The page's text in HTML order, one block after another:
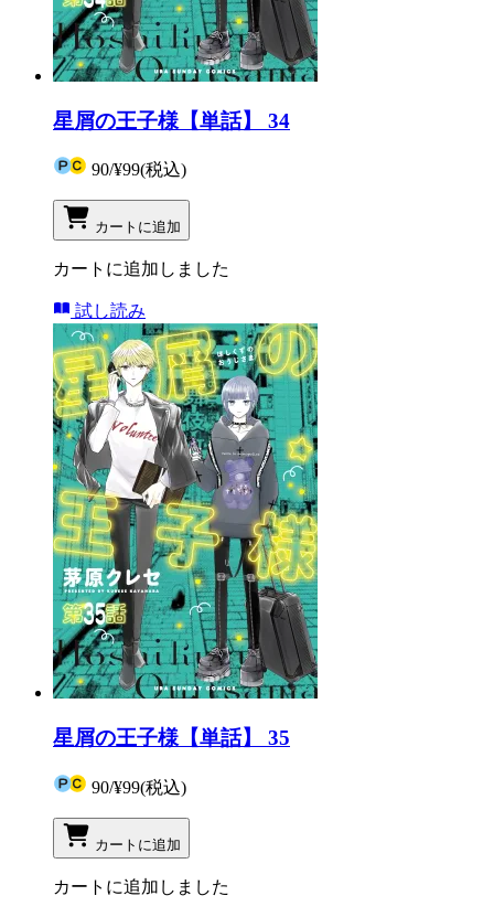
星屑の王子様【単話】 34
90/¥99(税込)
カートに追加
カートに追加しました
試し読み
星屑の王子様【単話】 35
90/¥99(税込)
カートに追加
カートに追加しました